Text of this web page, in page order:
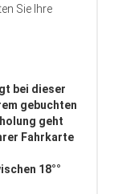
Sie Ihre
bei dieser
gebuchten
geht
Fahrkarte
18°°